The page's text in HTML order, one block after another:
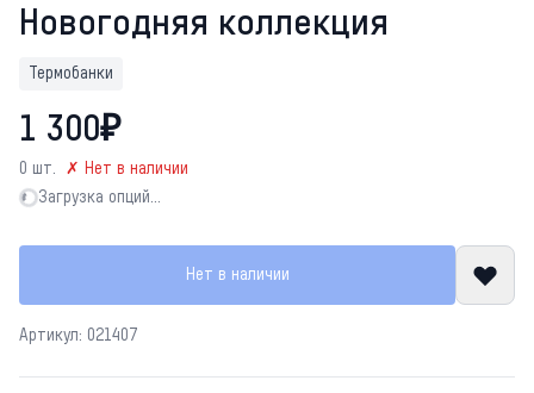
Новогодняя коллекция
Термобанки
1 300₽
0 шт.
✗ Нет в наличии
Загрузка опций…
Загрузка опций…
Нет в наличии
Артикул: 021407